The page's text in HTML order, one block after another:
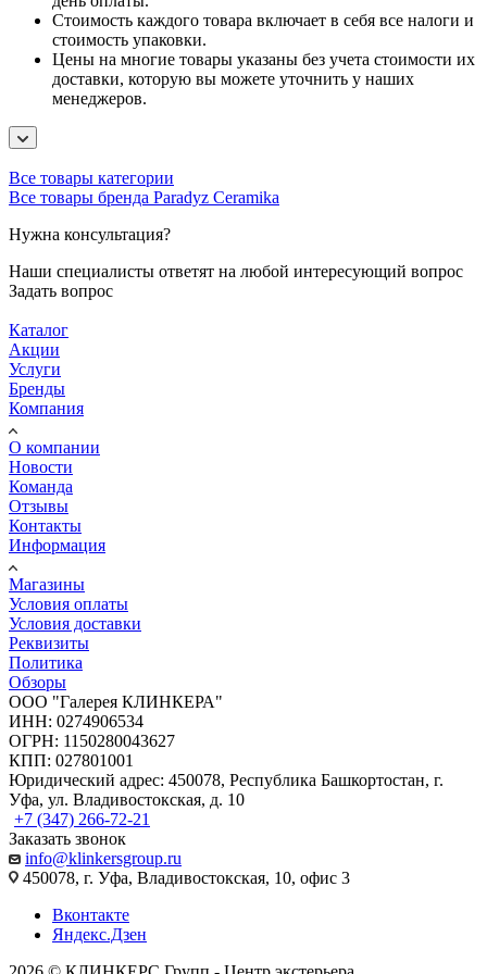
Стоимость каждого товара включает в себя все налоги и
стоимость упаковки.
Цены на многие товары указаны без учета стоимости их
доставки, которую вы можете уточнить у наших
менеджеров.
Все товары категории
Все товары бренда Paradyz Ceramika
Нужна консультация?
Наши специалисты ответят на любой интересующий вопрос
Задать вопрос
Каталог
Акции
Услуги
Бренды
Компания
О компании
Новости
Команда
Отзывы
Контакты
Информация
Магазины
Условия оплаты
Условия доставки
Реквизиты
Политика
Обзоры
ООО "Галерея КЛИНКЕРА"
ИНН: 0274906534
ОГРН: 1150280043627
КПП: 027801001
Юридический адрес: 450078, Республика Башкортостан, г.
Уфа, ул. Владивостокская, д. 10
+7 (347) 266-72-21
Заказать звонок
info@klinkersgroup.ru
450078, г. Уфа, Владивостокская, 10, офис 3
Вконтакте
Яндекс.Дзен